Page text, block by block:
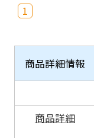
1
商品詳細情報
商品詳細